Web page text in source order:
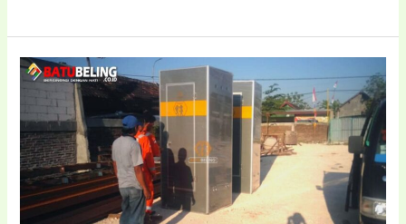
Jual
Toilet
Portable
Denpasar
|
#082116688110